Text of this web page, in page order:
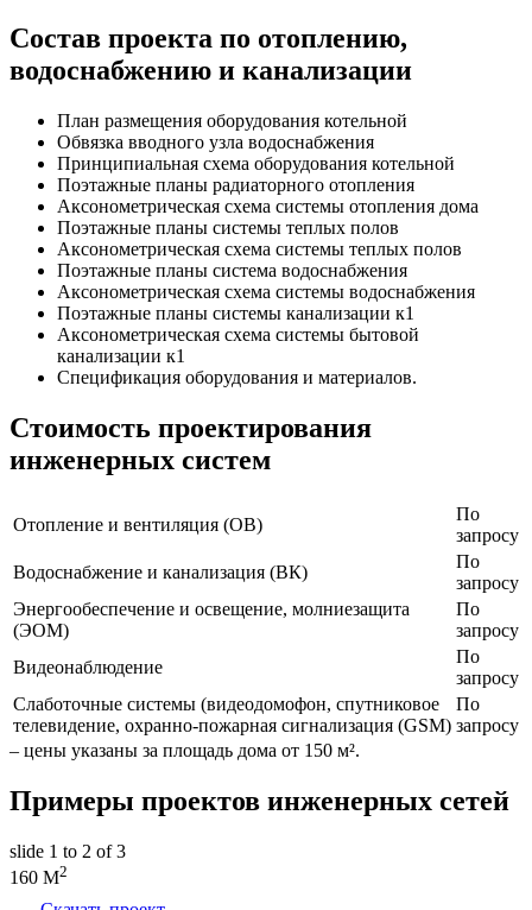
Состав проекта по отоплению,
водоснабжению и канализации
План размещения оборудования котельной
Обвязка вводного узла водоснабжения
Принципиальная схема оборудования котельной
Поэтажные планы радиаторного отопления
Аксонометрическая схема системы отопления дома
Поэтажные планы системы теплых полов
Аксонометрическая схема системы теплых полов
Поэтажные планы система водоснабжения
Аксонометрическая схема системы водоснабжения
Поэтажные планы системы канализации к1
Аксонометрическая схема системы бытовой
канализации к1
Спецификация оборудования и материалов.
Стоимость проектирования
инженерных систем
Отопление и вентиляция (ОВ)
По
запросу
Водоснабжение и канализация (ВК)
По
запросу
Энергообеспечение и освещение, молниезащита
(ЭОМ)
По
запросу
Видеонаблюдение
По
запросу
Слаботочные системы (видеодомофон, спутниковое
телевидение, охранно-пожарная сигнализация (GSM)
По
запросу
– цены указаны за площадь дома от 150 м².
Примеры проектов инженерных сетей
slide 1 to 2 of 3
160 M2